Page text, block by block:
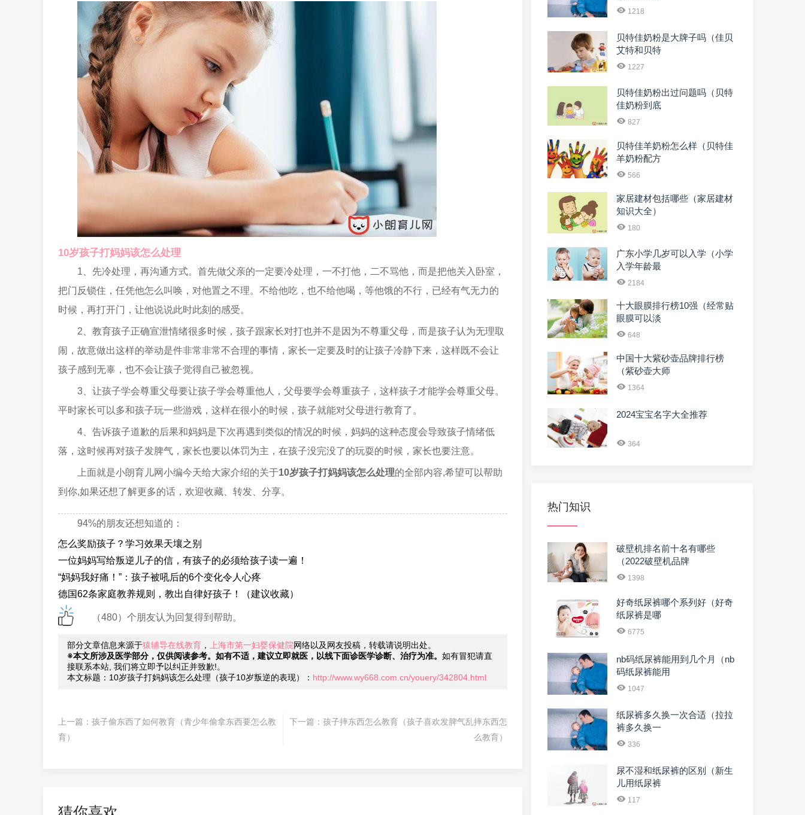
10岁孩子打妈妈该怎么处理
1、先冷处理，再沟通方式。首先做父亲的一定要冷处理，一不打他，二不骂他，而是把他关入卧室，
把门反锁住，任凭他怎么叫唤，对他置之不理。不给他吃，也不给他喝，等他饿的不行，已经有气无力的
时候，再打开门，让他说说此时此刻的感受。
2、教育孩子正确宣泄情绪很多时候，孩子跟家长对打也并不是因为不尊重父母，而是孩子认为无理取
闹，故意做出这样的举动是件非常非常不合理的事情，家长一定要及时的让孩子冷静下来，这样既不会让
孩子感到无辜，也不会让孩子觉得自己被忽视。
3、让孩子学会尊重父母要让孩子学会尊重他人，父母要学会尊重孩子，这样孩子才能学会尊重父母。
平时家长可以多和孩子玩一些游戏，这样在很小的时候，孩子就能对父母进行教育了。
4、告诉孩子道歉的后果和妈妈是下次再遇到类似的情况的时候，妈妈的这种态度会导致孩子情绪低
落，这时候再对孩子发脾气，家长也要以体罚为主，在孩子没完没了的玩耍的时候，家长也要注意。
上面就是小朗育儿网小编今天给大家介绍的关于10岁孩子打妈妈该怎么处理的全部内容,希望可以帮助
到你,如果还想了解更多的话，欢迎收藏、转发、分享。
94%的朋友还想知道的：
怎么奖励孩子？学习效果天壤之别
一位妈妈写给叛逆儿子的信，有孩子的必须给孩子读一遍！
“妈妈我好痛！”：孩子被吼后的6个变化令人心疼
德国62条家庭教养规则，教出自律好孩子！（建议收藏）
（480）个朋友认为回复得到帮助。
部分文章信息来源于猿辅导在线教育 ， 上海市第一妇婴保健院网络以及网友投稿，转载请说明出处。
※本文所涉及医学部分，仅供阅读参考。如有不适，建议立即就医，以线下面诊医学诊断、治疗为准。 如有冒犯请直
接联系本站, 我们将立即予以纠正并致歉!。
本文标题：10岁孩子打妈妈该怎么处理（孩子10岁叛逆的表现）： http://www.wy668.com.cn/youery/342804.html
上一篇： 孩子偷东西了如何教育（青少年偷拿东西要怎么教
育）
下一篇： 孩子摔东西怎么教育（孩子喜欢发脾气乱摔东西怎
么教育）
1218
贝特佳奶粉是大牌子吗（佳贝
艾特和贝特
1227
贝特佳奶粉出过问题吗（贝特
佳奶粉到底
827
贝特佳羊奶粉怎么样（贝特佳
羊奶粉配方
566
家居建材包括哪些（家居建材
知识大全）
180
广东小学几岁可以入学（小学
入学年龄最
2184
十大眼膜排行榜10强（经常贴
眼膜可以淡
648
中国十大紫砂壶品牌排行榜
（紫砂壶大师
1364
2024宝宝名字大全推荐
364
热门知识
破壁机排名前十名有哪些
（2022破壁机品牌
1398
好奇纸尿裤哪个系列好（好奇
纸尿裤是哪
6775
nb码纸尿裤能用到几个月（nb
码纸尿裤能用
1047
纸尿裤多久换一次合适（拉拉
裤多久换一
336
尿不湿和纸尿裤的区别（新生
儿用纸尿裤
117